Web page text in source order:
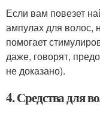
Если вам повезет
ампулах для волос,
помогает
даже, говорят,
не доказано).
4. Средства для